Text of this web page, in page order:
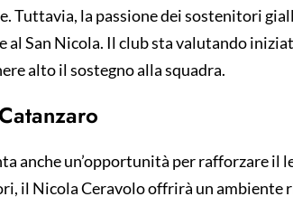
Tuttavia, la passione dei sostenitori
al San Nicola. Il club sta valutando
alto il sostegno alla squadra.
anche un’opportunità per rafforzare il
il Nicola Ceravolo offrirà un ambiente